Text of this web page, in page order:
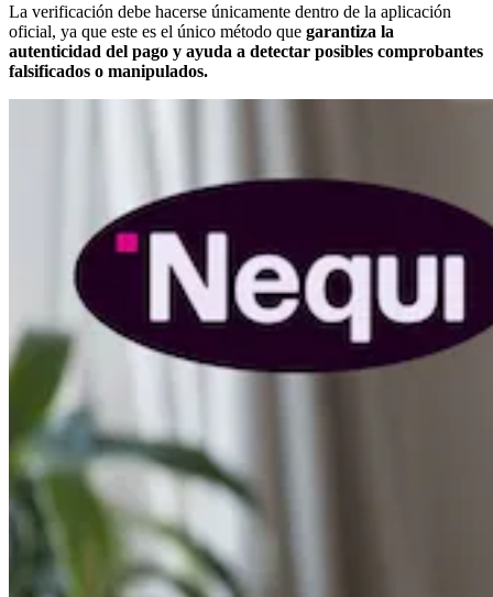
La verificación debe hacerse únicamente dentro de la aplicación
oficial, ya que este es el único método que garantiza la
autenticidad del pago y ayuda a detectar posibles comprobantes
falsificados o manipulados.